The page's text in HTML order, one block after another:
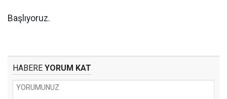
Başlıyoruz.
HABERE YORUM KAT